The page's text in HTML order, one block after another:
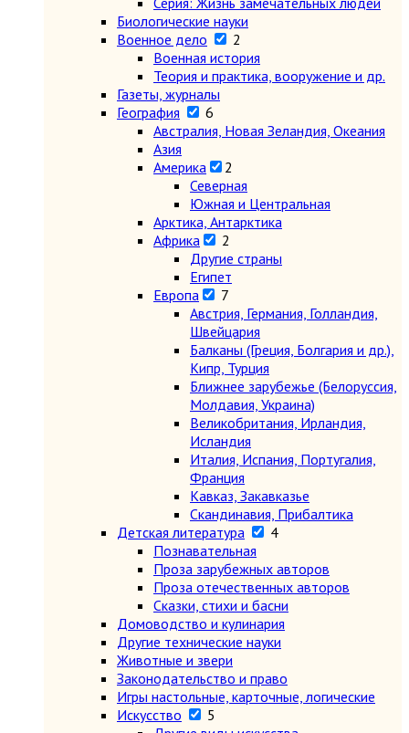
Биологические науки
Военное дело
2
Военная история
Теория и практика, вооружение и др.
Газеты, журналы
География
6
Австралия, Новая Зеландия, Океания
Азия
Америка
2
Северная
Южная и Центральная
Арктика, Антарктика
Африка
2
Другие страны
Египет
Европа
7
Австрия, Германия, Голландия,
Швейцария
Балканы (Греция, Болгария и др.),
Кипр, Турция
Ближнее зарубежье (Белоруссия,
Молдавия, Украина)
Великобритания, Ирландия,
Исландия
Италия, Испания, Португалия,
Франция
Кавказ, Закавказье
Скандинавия, Прибалтика
Детская литература
4
Познавательная
Проза зарубежных авторов
Проза отечественных авторов
Сказки, стихи и басни
Домоводство и кулинария
Другие технические науки
Животные и звери
Законодательство и право
Игры настольные, карточные, логические
Искусство
5